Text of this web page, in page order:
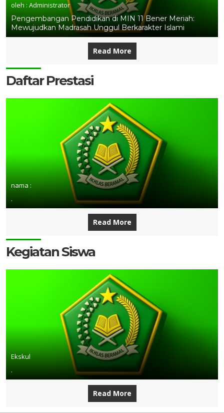
oleh : Administrator
Pengembangan Pendidikan di MIN 11 Bener Meriah:
Mewujudkan Madrasah Unggul Berkarakter Islami
Read More
Daftar Prestasi
nama :
.
Read More
Kegiatan Siswa
Ekskul
.
Read More